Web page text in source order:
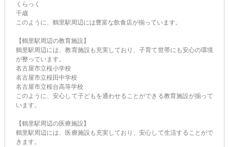
くらっく
千歳
このように、鶴里駅周辺には豊富な飲食店が揃っています。
【鶴里駅周辺の教育施設】
鶴里駅周辺には、教育施設も充実しており、子育て世帯にも安心の環境
が整っています。
名古屋市立桜小学校
名古屋市立桜田中学校
名古屋市立桜台高等学校
このように、安心して子どもを通わせることができる教育施設が揃って
います。
【鶴里駅周辺の医療施設】
鶴里駅周辺には、医療施設も充実しており、安心して生活することがで
きます。